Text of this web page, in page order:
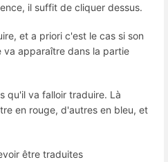
il suffit de cliquer dessus.
et a priori c'est le cas si son
va apparaître dans la partie
qu'il va falloir traduire. Là
en rouge, d'autres en bleu, et
être traduites